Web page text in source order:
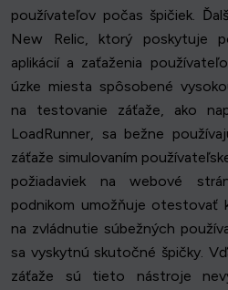
používateľov počas špičiek.
New Relic, ktorý poskytuje
aplikácií a zaťaženia
úzke miesta spôsobené
na testovanie záťaže, ako
LoadRunner, sa bežne
záťaže simulovaním
požiadaviek na webové
podnikom umožňuje otestovať
na zvládnutie súbežných
sa vyskytnú skutočné špičky.
záťaže sú tieto nástroje